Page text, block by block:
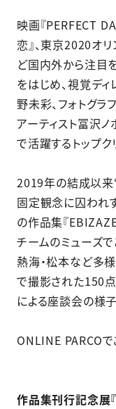
映画『PERFECT
恋』、東京2020オ
ど国内外から注目
をはじめ、視覚ディ
野未彩、フォトグラ
アーティスト冨沢ノ
で活躍するトップク
2019年の結成以来“
固定観念に囚われ
の作品集『
チームのミューズ
熱海・松本など多
で撮影された150点
による座談会の様
ONLINE PARCOで
作品集刊行記念展